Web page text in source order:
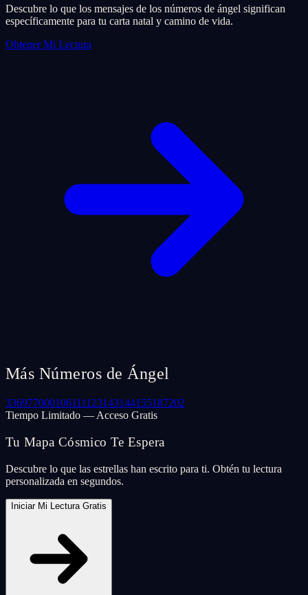
Descubre lo que los mensajes de los números de ángel significan
específicamente para tu carta natal y camino de vida.
Obtener Mi Lectura
Más Números de Ángel
336977000106111123143144155187202
Tiempo Limitado — Acceso Gratis
Tu Mapa Cósmico Te Espera
Descubre lo que las estrellas han escrito para ti. Obtén tu lectura
personalizada en segundos.
Iniciar Mi Lectura Gratis